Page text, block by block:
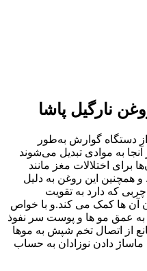
نارگیل پاشا
دستگاه گوارش به‌طور
به موادی تبدیل می‌شوند
برای اختلالات مغز مانند
همچنین این روغن به دلیل
چربی که دارد به تقویت
آن ها کمک می کند.و با خواص
به عمق مو ها و پوست سر نفوذ
از اتصال تخم شپش به موها
دادن نوزادان به حساب